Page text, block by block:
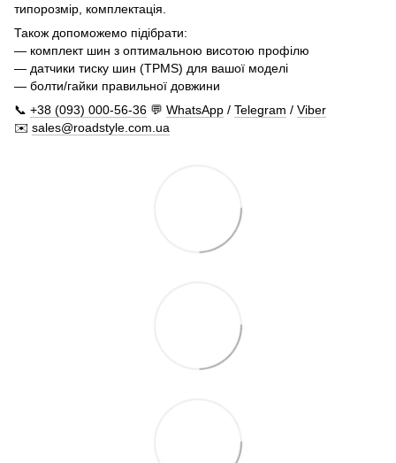
типорозмір, комплектація.
Також допоможемо підібрати:
— комплект шин з оптимальною висотою профілю
— датчики тиску шин (TPMS) для вашої моделі
— болти/гайки правильної довжини
📞 +38 (093) 000-56-36 💬 WhatsApp / Telegram / Viber
✉️ sales@roadstyle.com.ua